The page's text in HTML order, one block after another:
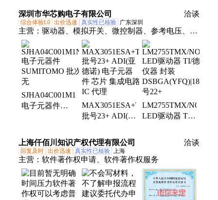
国标
化剂
深圳市华芯购电子有限公司 洽谈
综合体验L0 出价迅速 真实性已核验 广东深圳
主营： 驱动器、模拟开关、微控制器、参考电压、电
池管理、视频开关ic、仪表放大器、音频放大器、开
关稳压器、数字隔离器、精密放大器、运算放大器、
点火控制器、开关控制器、可编程门阵列、接口集成
电路、电容电阻
SJHA04C001M1N46
电子元器件
MAX3051ESA+T
批号23+ ADI(亚
件 芯片 集成电
路IC 代理
LM2755TMX/NOPB
LED驱动器 TI/
DSBGA(YFQ)|18
上海仟佰川知识产权代理有限公司 洽谈
回复及时 出价迅速 真实性已核验 上海
主营： 软件著作权申请、软件著作权服务